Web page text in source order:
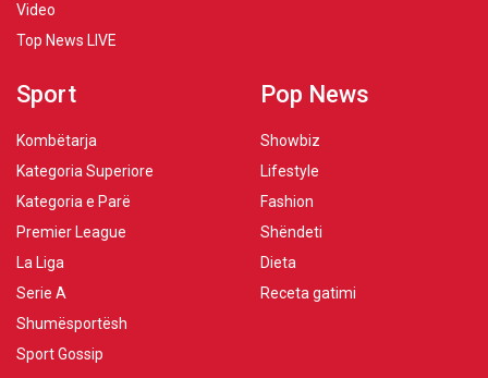
Video
Top News LIVE
Sport
Kombëtarja
Kategoria Superiore
Kategoria e Parë
Premier League
La Liga
Serie A
Shumësportësh
Sport Gossip
Pop News
Showbiz
Lifestyle
Fashion
Shëndeti
Dieta
Receta gatimi